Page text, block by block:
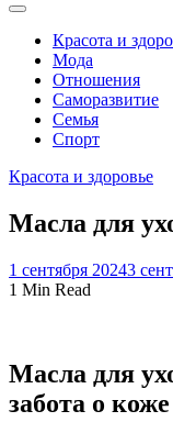
Красота и
Мода
Отношения
Саморазвитие
Семья
Спорт
Красота и здоровье
Масла для
1 сентября 20243
1 Min Read
Масла для
забота о коже